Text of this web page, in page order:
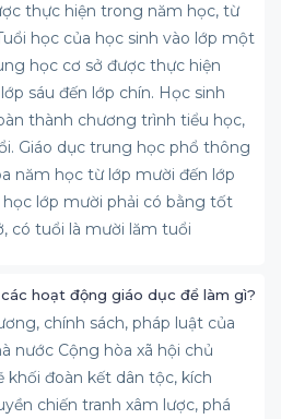
thực hiện trong năm học, từ
học của học sinh vào lớp một
học cơ sở được thực hiện
sáu đến lớp chín. Học sinh
thành chương trình tiểu học,
Giáo dục trung học phổ thông
năm học từ lớp mười đến lớp
học lớp mười phải có bằng tốt
có tuổi là mười lăm tuổi
hoạt động giáo dục để làm gì?
chính sách, pháp luật của
nước Cộng hòa xã hội chủ
khối đoàn kết dân tộc, kích
chiến tranh xâm lược, phá